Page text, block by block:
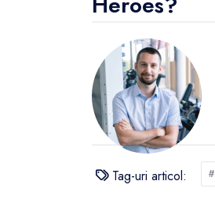
Tag-uri articol: #